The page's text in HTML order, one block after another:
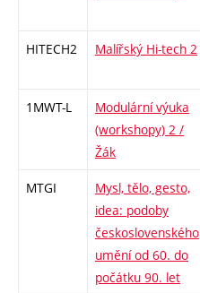
HITECH2 Malířský Hi-tech 2
1MWT-L
Modulární výuka
(workshopy) 2 /
Žák
MTGI
Mysl, tělo, gesto,
idea: podoby
československého
umění od 60. do
počátku 90. let